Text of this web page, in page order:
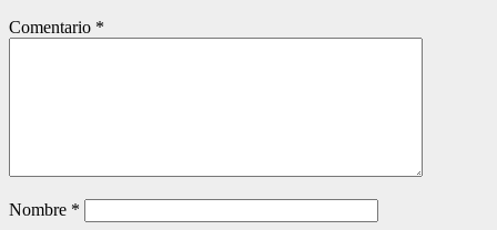
Comentario *
Nombre *